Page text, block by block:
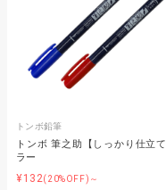
トンボ鉛筆
トンボ 筆之助【しっかり仕立
ラー
¥132(20%OFF)～